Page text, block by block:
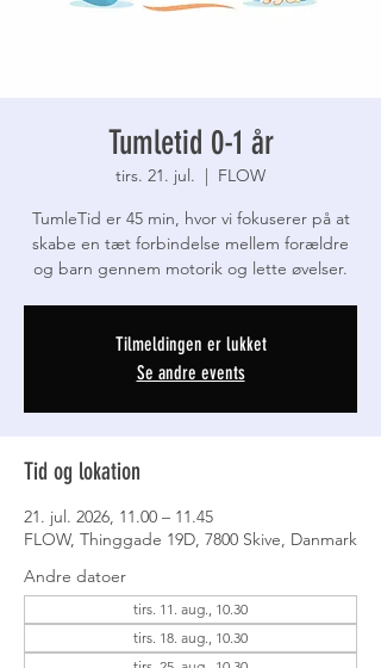
Tumletid 0-1 år
tirs. 21. jul.
  |
FLOW
TumleTid er 45 min, hvor vi fokuserer på at
skabe en tæt forbindelse mellem forældre
og barn gennem motorik og lette øvelser.
Tilmeldingen er lukket
Se andre events
Tid og lokation
21. jul. 2026, 11.00 – 11.45
FLOW, Thinggade 19D, 7800 Skive, Danmark
Andre datoer
tirs. 11. aug., 10.30
tirs. 18. aug., 10.30